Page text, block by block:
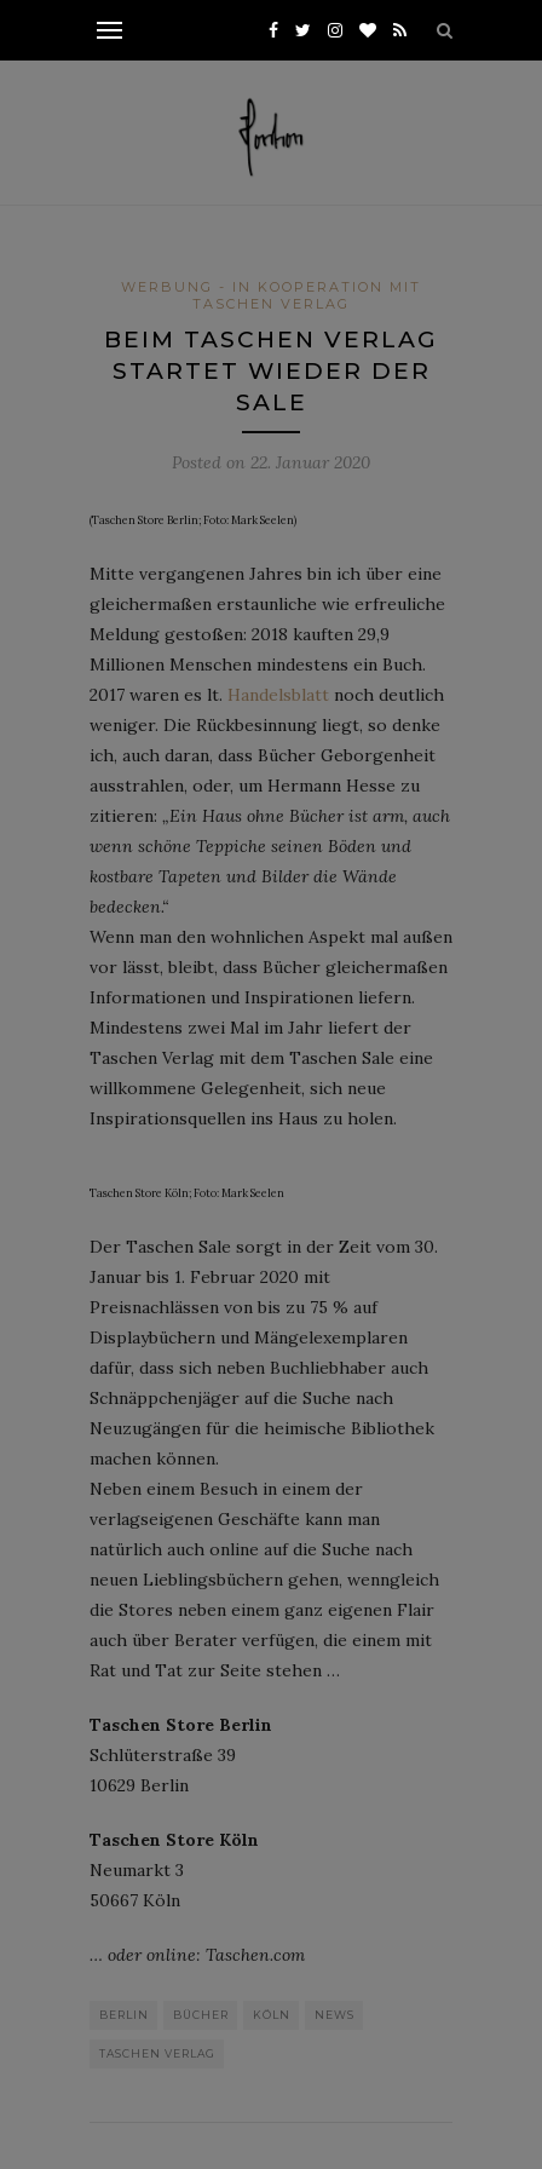
WERBUNG - IN KOOPERATION MIT
TASCHEN VERLAG
BEIM TASCHEN VERLAG
STARTET WIEDER DER
SALE
Posted on 22. Januar 2020
(Taschen Store Berlin; Foto: Mark Seelen)
Mitte vergangenen Jahres bin ich über eine
gleichermaßen erstaunliche wie erfreuliche
Meldung gestoßen: 2018 kauften 29,9
Millionen Menschen mindestens ein Buch.
2017 waren es lt. Handelsblatt noch deutlich
weniger. Die Rückbesinnung liegt, so denke
ich, auch daran, dass Bücher Geborgenheit
ausstrahlen, oder, um Hermann Hesse zu
zitieren: „Ein Haus ohne Bücher ist arm, auch
wenn schöne Teppiche seinen Böden und
kostbare Tapeten und Bilder die Wände
bedecken.“
Wenn man den wohnlichen Aspekt mal außen
vor lässt, bleibt, dass Bücher gleichermaßen
Informationen und Inspirationen liefern.
Mindestens zwei Mal im Jahr liefert der
Taschen Verlag mit dem Taschen Sale eine
willkommene Gelegenheit, sich neue
Inspirationsquellen ins Haus zu holen.
Taschen Store Köln; Foto: Mark Seelen
Der Taschen Sale sorgt in der Zeit vom 30.
Januar bis 1. Februar 2020 mit
Preisnachlässen von bis zu 75 % auf
Displaybüchern und Mängelexemplaren
dafür, dass sich neben Buchliebhaber auch
Schnäppchenjäger auf die Suche nach
Neuzugängen für die heimische Bibliothek
machen können.
Neben einem Besuch in einem der
verlagseigenen Geschäfte kann man
natürlich auch online auf die Suche nach
neuen Lieblingsbüchern gehen, wenngleich
die Stores neben einem ganz eigenen Flair
auch über Berater verfügen, die einem mit
Rat und Tat zur Seite stehen …
Taschen Store Berlin
Schlüterstraße 39
10629 Berlin
Taschen Store Köln
Neumarkt 3
50667 Köln
… oder online: Taschen.com
BERLIN BÜCHER KÖLN NEWS
TASCHEN VERLAG